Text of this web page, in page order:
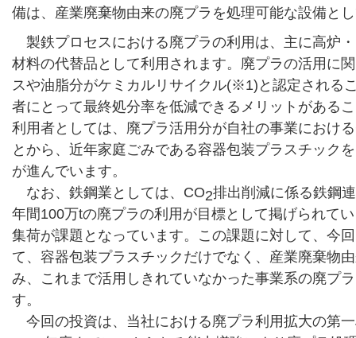
備は、産業廃棄物由来の廃プラを処理可能な設備と
製鉄プロセスにおける廃プラの利用は、主に高炉
材料の代替品として利用されます。廃プラの活用に
スや油脂分がケミカルリサイクル(※1)と認定される
者にとって最終処分率を低減できるメリットがある
利用者としては、廃プラ活用分が自社の事業におけ
とから、近年家庭ごみである容器包装プラスチック
が進んでいます。
なお、鉄鋼業としては、CO2排出削減に係る鉄鋼
年間100万tの廃プラの利用が目標として掲げられて
集荷が課題となっています。この課題に対して、今
て、容器包装プラスチックだけでなく、産業廃棄物
み、これまで活用しきれていなかった事業系の廃プ
す。
今回の投資は、当社における廃プラ利用拡大の第